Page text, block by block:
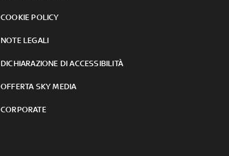
COOKIE POLICY
NOTE LEGALI
DICHIARAZIONE DI ACCESSIBILITÀ
OFFERTA SKY MEDIA
CORPORATE